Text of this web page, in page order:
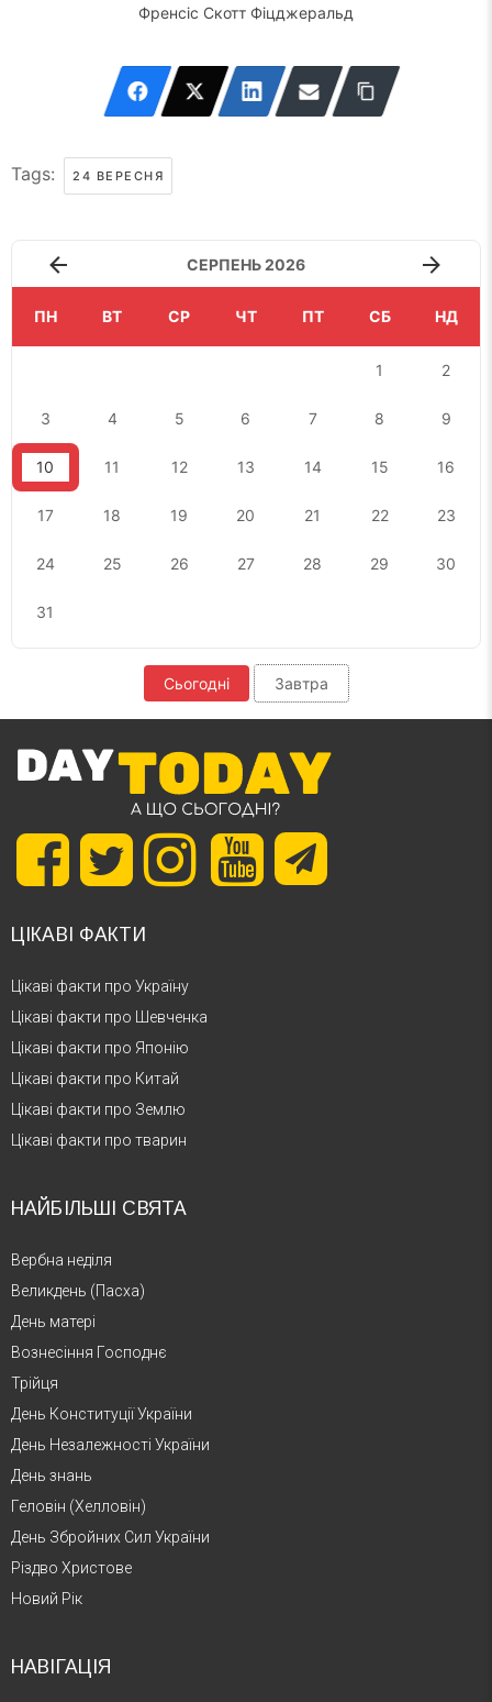
Френсіс Скотт Фіцджеральд
Tags: 24 ВЕРЕСНЯ
СЕРПЕНЬ 2026
ПН ВТ СР ЧТ ПТ СБ НД
1 2
3 4 5 6 7 8 9
10 11 12 13 14 15 16
17 18 19 20 21 22 23
24 25 26 27 28 29 30
31
Сьогодні Завтра
ЦІКАВІ ФАКТИ
Цікаві факти про Україну
Цікаві факти про Шевченка
Цікаві факти про Японію
Цікаві факти про Китай
Цікаві факти про Землю
Цікаві факти про тварин
НАЙБІЛЬШІ СВЯТА
Вербна неділя
Великдень (Пасха)
День матері
Вознесіння Господнє
Трійця
День Конституції України
День Незалежності України
День знань
Геловін (Хелловін)
День Збройних Сил України
Різдво Христове
Новий Рік
НАВІГАЦІЯ